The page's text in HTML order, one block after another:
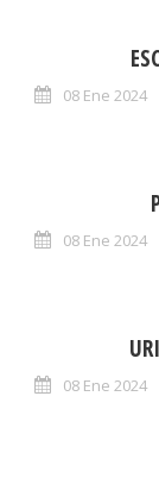
08 Ene 2024
08 Ene 2024
08 Ene 2024